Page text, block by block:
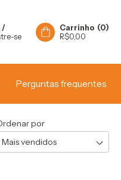
/
se
Carrinho (0)
R$0,00
Perguntas frequentes
por